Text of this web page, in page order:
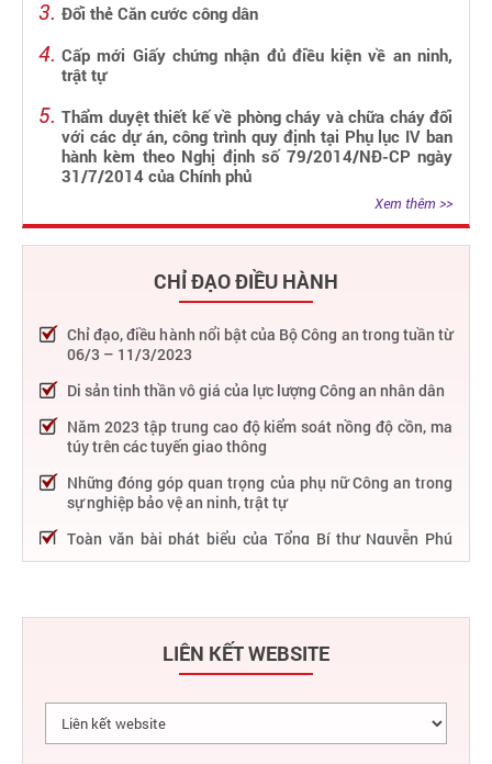
Đổi thẻ Căn cước công dân
Cấp mới Giấy chứng nhận đủ điều kiện về an ninh,
trật tự
Thẩm duyệt thiết kế về phòng cháy và chữa cháy đối
với các dự án, công trình quy định tại Phụ lục IV ban
hành kèm theo Nghị định số 79/2014/NĐ-CP ngày
31/7/2014 của Chính phủ
Xem thêm >>
CHỈ ĐẠO ĐIỀU HÀNH
Chỉ đạo, điều hành nổi bật của Bộ Công an trong tuần từ
06/3 – 11/3/2023
Di sản tinh thần vô giá của lực lượng Công an nhân dân
Năm 2023 tập trung cao độ kiểm soát nồng độ cồn, ma
túy trên các tuyến giao thông
Những đóng góp quan trọng của phụ nữ Công an trong
sự nghiệp bảo vệ an ninh, trật tự
Toàn văn bài phát biểu của Tổng Bí thư Nguyễn Phú
Trọng tại Lễ kỷ niệm 75 năm Công an nhân dân học tập,
75 năm thực hiện Sáu điều Bác Hồ dạy - Lực lượng Công
quên thân, vì dân phục vụ"
27/2 – 04/3/2023
Phát huy thành tựu 50 năm phát triển công nghệ thông
LIÊN KẾT WEBSITE